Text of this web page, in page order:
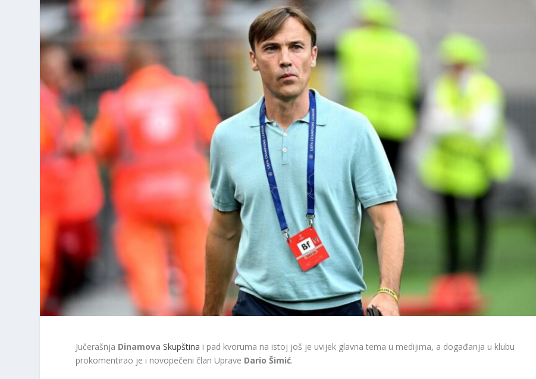
Jučerašnja Dinamova Skupština i pad kvoruma na istoj još je uvijek glavna tema u medijima, a događanja u klubu
prokomentirao je i novopečeni član Uprave Dario Šimić.